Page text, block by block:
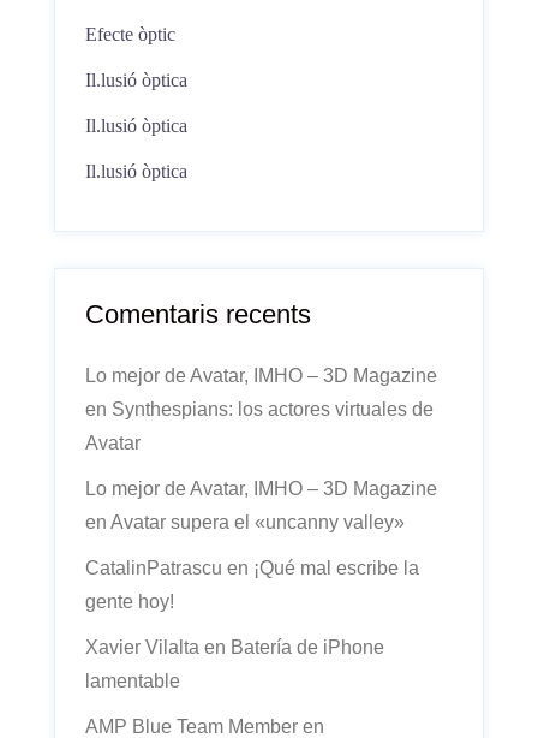
Efecte òptic
Il.lusió òptica
Il.lusió òptica
Il.lusió òptica
Comentaris recents
Lo mejor de Avatar, IMHO – 3D Magazine
en Synthespians: los actores virtuales de
Avatar
Lo mejor de Avatar, IMHO – 3D Magazine
en Avatar supera el «uncanny valley»
CatalinPatrascu en ¡Qué mal escribe la
gente hoy!
Xavier Vilalta en Batería de iPhone
lamentable
AMP Blue Team Member en